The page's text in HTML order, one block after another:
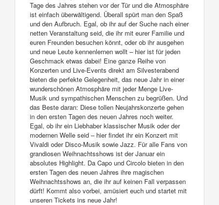
Tage des Jahres stehen vor der Tür und die Atmosphäre
ist einfach überwältigend. Überall spürt man den Spaß
und den Aufbruch. Egal, ob ihr auf der Suche nach einer
netten Veranstaltung seid, die ihr mit eurer Familie und
euren Freunden besuchen könnt, oder ob ihr ausgehen
und neue Leute kennenlernen wollt – hier ist für jeden
Geschmack etwas dabei! Eine ganze Reihe von
Konzerten und Live-Events direkt am Silvesterabend
bieten die perfekte Gelegenheit, das neue Jahr in einer
wunderschönen Atmosphäre mit jeder Menge Live-
Musik und sympathischen Menschen zu begrüßen. Und
das Beste daran: Diese tollen Neujahrskonzerte gehen
in den ersten Tagen des neuen Jahres noch weiter.
Egal, ob ihr ein Liebhaber klassischer Musik oder der
modernen Welle seid – hier findet ihr ein Konzert mit
Vivaldi oder Disco-Musik sowie Jazz. Für alle Fans von
grandiosen Weihnachtsshows ist der Januar ein
absolutes Highlight. Da Capo und Circolo bieten in den
ersten Tagen des neuen Jahres ihre magischen
Weihnachtsshows an, die ihr auf keinen Fall verpassen
dürft! Kommt also vorbei, amüsiert euch und startet mit
unseren Tickets ins neue Jahr!